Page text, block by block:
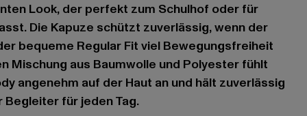
Look, der perfekt zum Schulhof oder für
Die Kapuze schützt zuverlässig, wenn der
bequeme Regular Fit viel Bewegungsfreiheit
Mischung aus Baumwolle und Polyester fühlt
angenehm auf der Haut an und hält zuverlässig
für jeden Tag.